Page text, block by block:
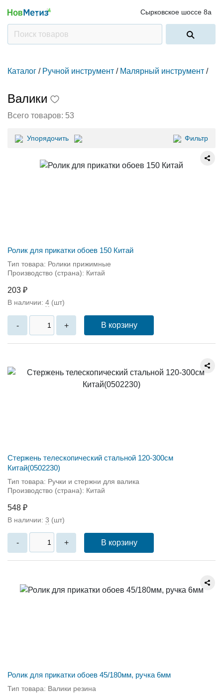
Сырковское шоссе 8а
Каталог / Ручной инструмент / Малярный инструмент /
Валики
Всего товаров: 53
Упорядочить Фильтр
Ролик для прикатки обоев 150 Китай
Тип товара: Ролики прижимные
Производство (страна): Китай
203 ₽
В наличии: 4 (шт)
- + В корзину
Стержень телескопический стальной 120-300см
Китай(0502230)
Тип товара: Ручки и стержни для валика
Производство (страна): Китай
548 ₽
В наличии: 3 (шт)
- + В корзину
Ролик для прикатки обоев 45/180мм, ручка 6мм
Тип товара: Валики резина